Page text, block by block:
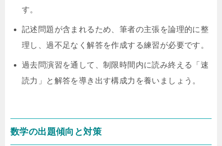
す。
記述問題が含まれるため、筆者の主張を論理的に整
理し、過不足なく解答を作成する練習が必要です。
過去問演習を通して、制限時間内に読み終える「速
読力」と解答を導き出す構成力を養いましょう。
数学の出題傾向と対策